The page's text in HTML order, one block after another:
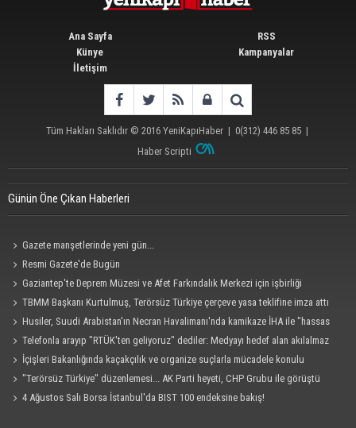
Ana Sayfa
Künye
İletişim
RSS
Kampanyalar
Tüm Hakları Saklıdır © 2016 YeniKapıHaber| 0(312) 446 85 85|
Haber Scripti
Günün Öne Çıkan Haberleri
Gazete manşetlerinde yeni gün...
Resmi Gazete'de Bugün
Gaziantep'te Deprem Müzesi ve Afet Farkındalık Merkezi için işbirliği
protokolü imzalandı
TBMM Başkanı Kurtulmuş, Terörsüz Türkiye çerçeve yasa teklifine imza attı
Husiler, Suudi Arabistan'ın Necran Havalimanı'nda kamikaze İHA ile "hassas
bir hedefi" vurduklarını açıkladı
Telefonla arayıp "RTÜK'ten geliyoruz" dediler: Medyayı hedef alan akılalmaz
tuzak ifşa oldu
İçişleri Bakanlığında kaçakçılık ve organize suçlarla mücadele konulu
güvenlik toplantısı yapıldı
"Terörsüz Türkiye" düzenlemesi... AK Parti heyeti, CHP Grubu ile görüştü
4 Ağustos Salı Borsa İstanbul'da BIST 100 endeksine bakış!